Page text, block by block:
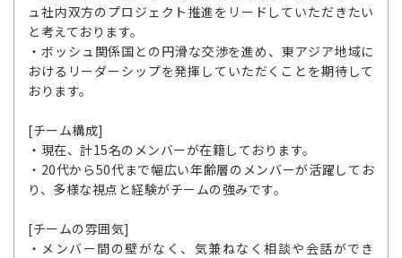
ュ社内双方のプロジェクト推進をリードしていただきたい
と考えております。
・ボッシュ関係国との円滑な交渉を進め、東アジア地域に
おけるリーダーシップを発揮していただくことを期待して
おります。
[チーム構成]
・現在、計15名のメンバーが在籍しております。
・20代から50代まで幅広い年齢層のメンバーが活躍してお
り、多様な視点と経験がチームの強みです。
[チームの雰囲気]
・メンバー間の壁がなく、気兼ねなく相談や会話ができ